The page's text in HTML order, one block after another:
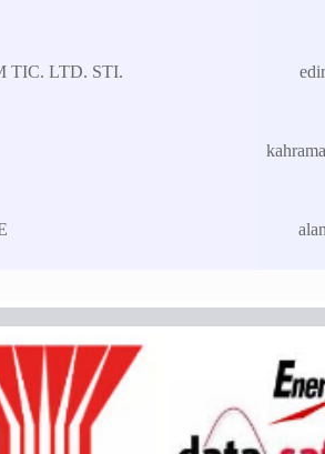
TIC. LTD. STI.